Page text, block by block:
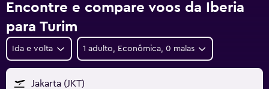
Encontre e compare voos da Iberia
para Turim
Ida e volta 1 adulto, Econômica, 0 malas
Jakarta (JKT)